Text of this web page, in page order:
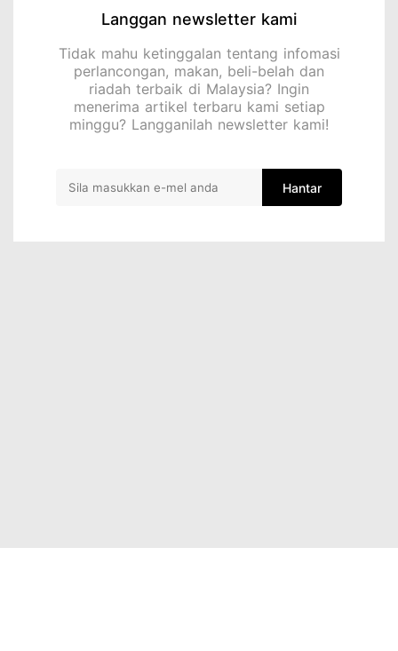
Langgan newsletter kami
Tidak mahu ketinggalan tentang infomasi
perlancongan, makan, beli-belah dan
riadah terbaik di Malaysia? Ingin
menerima artikel terbaru kami setiap
minggu? Langganilah newsletter kami!
Hantar